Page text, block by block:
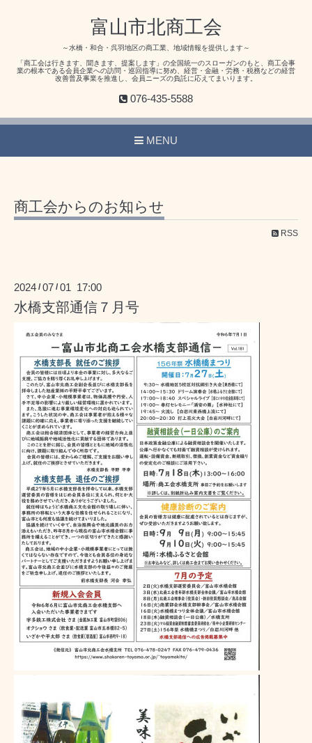
富山市北商工会
～水橋・和合・呉羽地区の商工業、地域情報を提供します～
「商工会は行きます、聞きます、提案します」の全国統一のスローガンのもと、商工会事
業の根本である会員企業への訪問・巡回指導に努め、経営・金融・労務・税務などの経営
改善普及事業を推進し、会員ニーズの負託に応えてまいります。
076-435-5588
MENU
商工会からのお知らせ
RSS
2024 /07 /01 17:00
水橋支部通信７月号